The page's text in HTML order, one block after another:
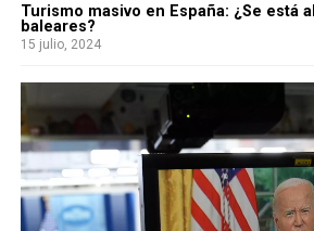
Turismo masivo en España: ¿Se está
baleares?
15 julio, 2024